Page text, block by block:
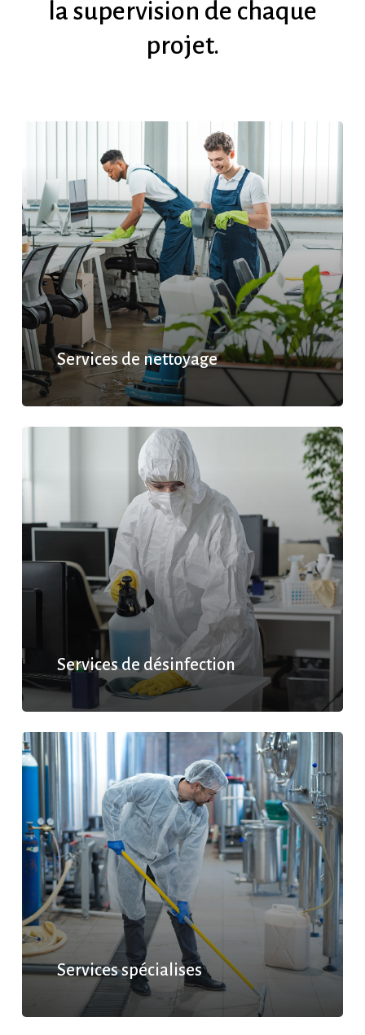
la supervision de chaque
projet.
Services de nettoyage
Services de désinfection
Services spécialises